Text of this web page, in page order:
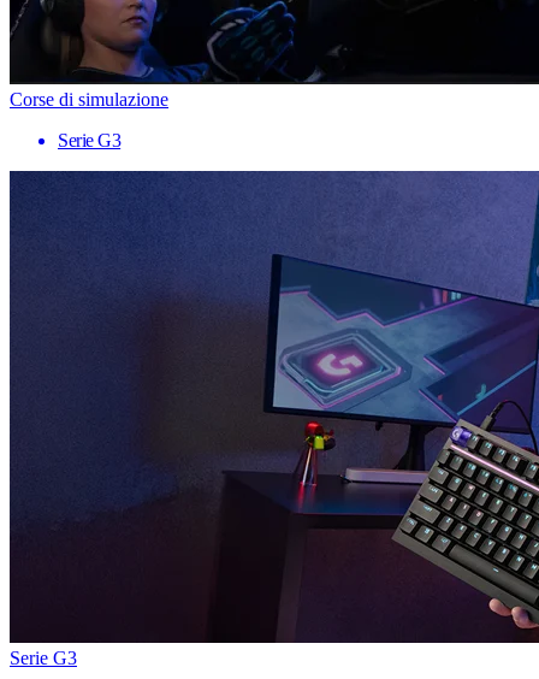
Corse di simulazione
Serie G3
Serie G3